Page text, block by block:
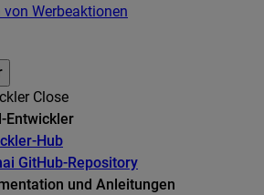
von Werbeaktionen
Close
Entwickler
Hub
GitHub-Repository
und Anleitungen